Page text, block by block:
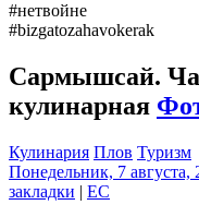
#нетвойне
#bizgatozahavokerak
Сармышсай.
кулинарная
Кулинария Плов Туризм
Понедельник, 7 августа,
закладки | EC